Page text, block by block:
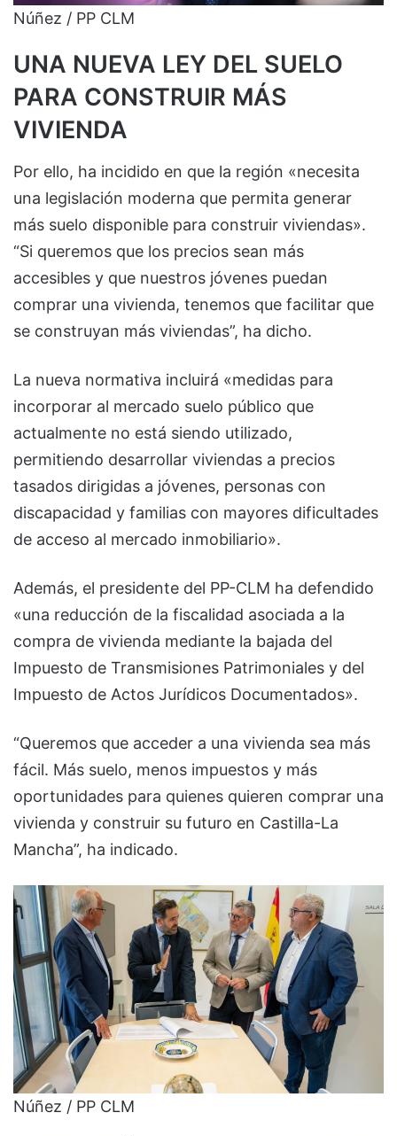
Núñez / PP CLM
UNA NUEVA LEY DEL SUELO
PARA CONSTRUIR MÁS
VIVIENDA
Por ello, ha incidido en que la región «necesita
una legislación moderna que permita generar
más suelo disponible para construir viviendas».
“Si queremos que los precios sean más
accesibles y que nuestros jóvenes puedan
comprar una vivienda, tenemos que facilitar que
se construyan más viviendas”, ha dicho.
La nueva normativa incluirá «medidas para
incorporar al mercado suelo público que
actualmente no está siendo utilizado,
permitiendo desarrollar viviendas a precios
tasados dirigidas a jóvenes, personas con
discapacidad y familias con mayores dificultades
de acceso al mercado inmobiliario».
Además, el presidente del PP-CLM ha defendido
«una reducción de la fiscalidad asociada a la
compra de vivienda mediante la bajada del
Impuesto de Transmisiones Patrimoniales y del
Impuesto de Actos Jurídicos Documentados».
“Queremos que acceder a una vivienda sea más
fácil. Más suelo, menos impuestos y más
oportunidades para quienes quieren comprar una
vivienda y construir su futuro en Castilla-La
Mancha”, ha indicado.
Núñez / PP CLM